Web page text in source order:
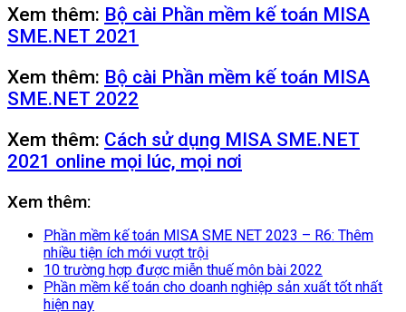
Xem thêm: Bộ cài Phần mềm kế toán MISA
SME.NET 2021
Xem thêm: Bộ cài Phần mềm kế toán MISA
SME.NET 2022
Xem thêm: Cách sử dụng MISA SME.NET
2021 online mọi lúc, mọi nơi
Xem thêm:
Phần mềm kế toán MISA SME NET 2023 – R6: Thêm
nhiều tiện ích mới vượt trội
10 trường hợp được miễn thuế môn bài 2022
Phần mềm kế toán cho doanh nghiệp sản xuất tốt nhất
hiện nay